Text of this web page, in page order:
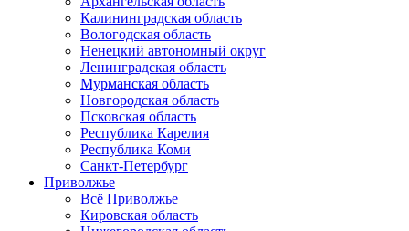
Калининградская область
Вологодская область
Ненецкий автономный округ
Ленинградская область
Мурманская область
Новгородская область
Псковская область
Республика Карелия
Республика Коми
Санкт-Петербург
Приволжье
Всё Приволжье
Кировская область